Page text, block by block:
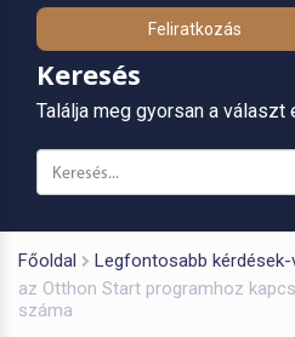
Feliratkozás
Keresés
Találja meg gyorsan a
Főoldal Legfontosabb
az Otthon Start programhoz
száma